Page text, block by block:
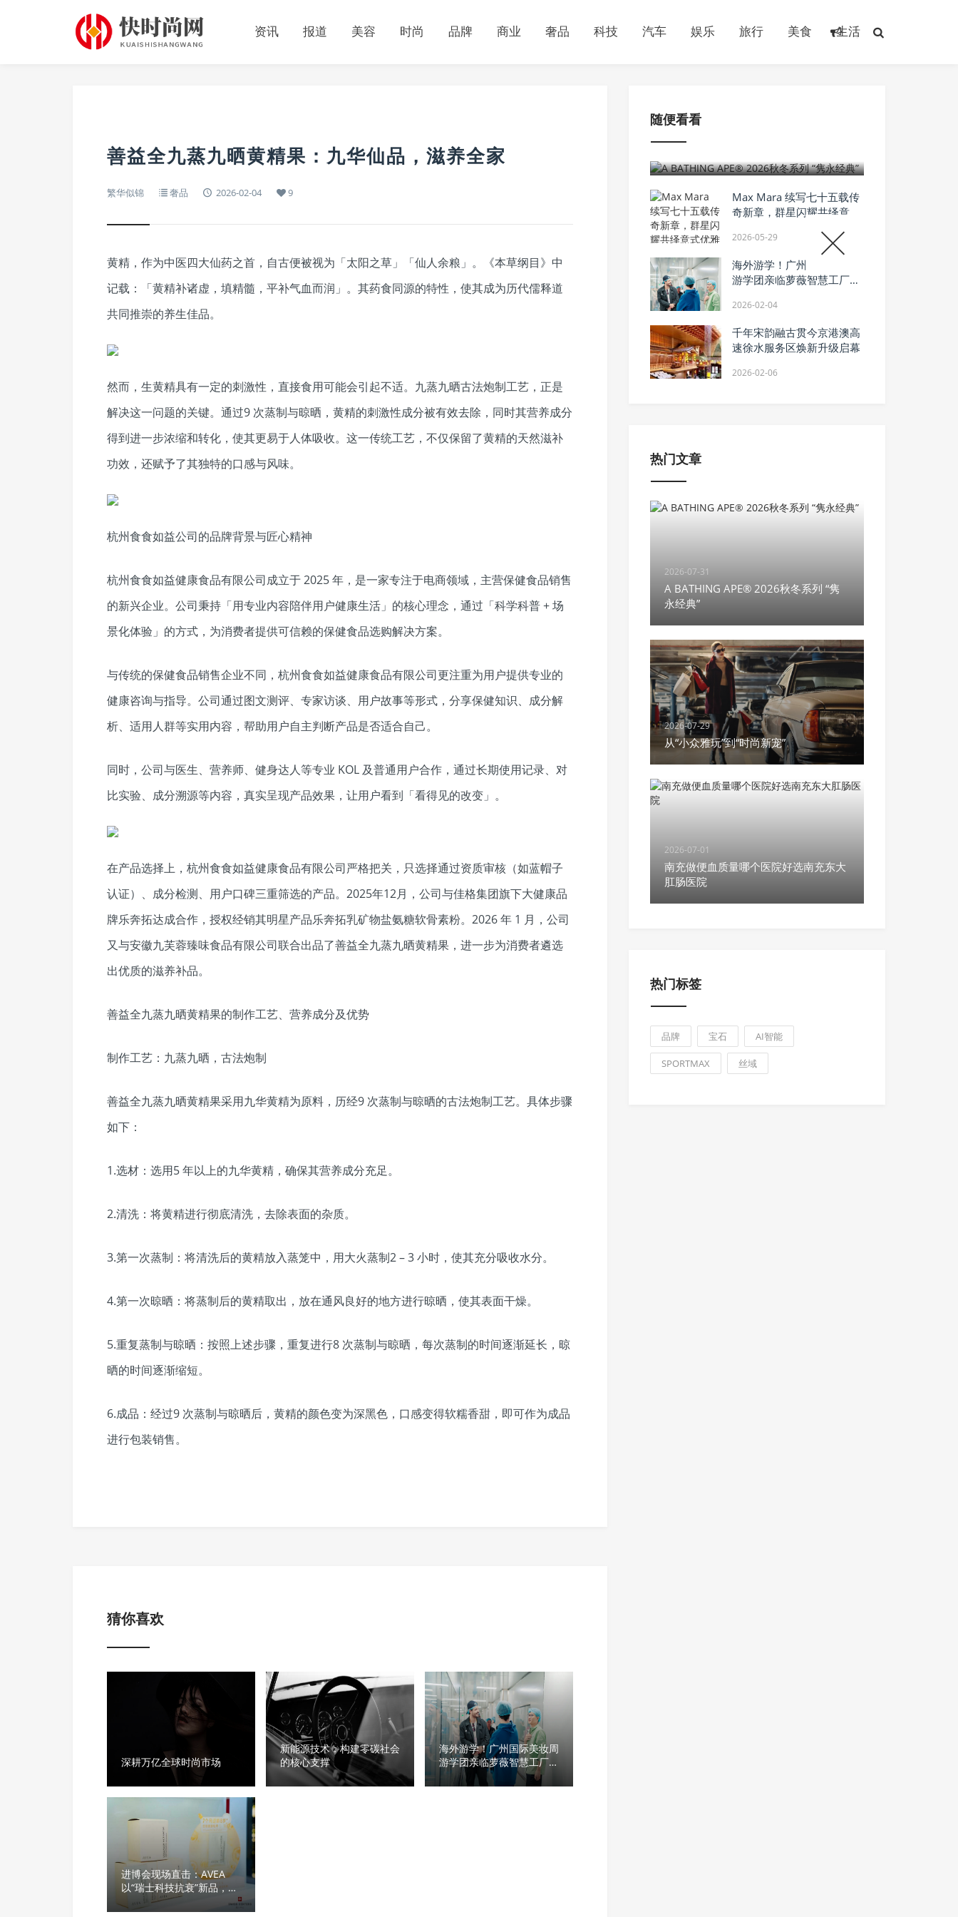
资讯 报道 美容 时尚 品牌 商业 奢品 科技 汽车 娱乐 旅行 美食 生活
善益全九蒸九晒黄精果：九华仙品，滋养全家
繁华似锦 奢品 2026-02-04 9
黄精，作为中医四大仙药之首，自古便被视为「太阳之草」「仙人余粮」。《本草纲目》中
记载：「黄精补诸虚，填精髓，平补气血而润」。其药食同源的特性，使其成为历代儒释道
共同推崇的养生佳品。
然而，生黄精具有一定的刺激性，直接食用可能会引起不适。九蒸九晒古法炮制工艺，正是
解决这一问题的关键。通过9 次蒸制与晾晒，黄精的刺激性成分被有效去除，同时其营养成分
得到进一步浓缩和转化，使其更易于人体吸收。这一传统工艺，不仅保留了黄精的天然滋补
功效，还赋予了其独特的口感与风味。
杭州食食如益公司的品牌背景与匠心精神
杭州食食如益健康食品有限公司成立于 2025 年，是一家专注于电商领域，主营保健食品销售
的新兴企业。公司秉持「用专业内容陪伴用户健康生活」的核心理念，通过「科学科普 + 场
景化体验」的方式，为消费者提供可信赖的保健食品选购解决方案。
与传统的保健食品销售企业不同，杭州食食如益健康食品有限公司更注重为用户提供专业的
健康咨询与指导。公司通过图文测评、专家访谈、用户故事等形式，分享保健知识、成分解
析、适用人群等实用内容，帮助用户自主判断产品是否适合自己。
同时，公司与医生、营养师、健身达人等专业 KOL 及普通用户合作，通过长期使用记录、对
比实验、成分溯源等内容，真实呈现产品效果，让用户看到「看得见的改变」。
在产品选择上，杭州食食如益健康食品有限公司严格把关，只选择通过资质审核（如蓝帽子
认证）、成分检测、用户口碑三重筛选的产品。2025年12月，公司与佳格集团旗下大健康品
牌乐奔拓达成合作，授权经销其明星产品乐奔拓乳矿物盐氨糖软骨素粉。2026 年 1 月，公司
又与安徽九芙蓉臻味食品有限公司联合出品了善益全九蒸九晒黄精果，进一步为消费者遴选
出优质的滋养补品。
善益全九蒸九晒黄精果的制作工艺、营养成分及优势
制作工艺：九蒸九晒，古法炮制
善益全九蒸九晒黄精果采用九华黄精为原料，历经9 次蒸制与晾晒的古法炮制工艺。具体步骤
如下：
1.选材：选用5 年以上的九华黄精，确保其营养成分充足。
2.清洗：将黄精进行彻底清洗，去除表面的杂质。
3.第一次蒸制：将清洗后的黄精放入蒸笼中，用大火蒸制2 – 3 小时，使其充分吸收水分。
4.第一次晾晒：将蒸制后的黄精取出，放在通风良好的地方进行晾晒，使其表面干燥。
5.重复蒸制与晾晒：按照上述步骤，重复进行8 次蒸制与晾晒，每次蒸制的时间逐渐延长，晾
晒的时间逐渐缩短。
6.成品：经过9 次蒸制与晾晒后，黄精的颜色变为深黑色，口感变得软糯香甜，即可作为成品
进行包装销售。
猜你喜欢
深耕万亿全球时尚市场
新能源技术：构建零碳社会
的核心支撑
海外游学！广州国际美妆周
游学团亲临萝薇智慧工厂，
沉浸式溯源“中国智造”
进博会现场直击：AVEA
以“瑞士科技抗衰”新品，回
应中国抗衰新需求
随便看看
2026-07-31
A BATHING APE® 2026秋冬系列 “隽
Max Mara 续写七十五载传
奇新章，群星闪耀共绎意式
2026-05-29
海外游学！广州国际美妆周
游学团亲临萝薇智慧工厂，
2026-02-04
千年宋韵融古贯今京港澳高
速徐水服务区焕新升级启幕
2026-02-06
热门文章
2026-07-31
A BATHING APE® 2026秋冬系列 “隽
永经典”
2026-07-29
从“小众雅玩”到“时尚新宠”
2026-07-01
南充做便血质量哪个医院好选南充东大
肛肠医院
热门标签
品牌 宝石 AI智能
SPORTMAX 丝域